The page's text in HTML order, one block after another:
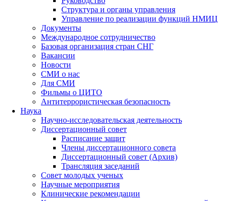
Структура и органы управления
Управление по реализации функций НМИЦ
Документы
Международное сотрудничество
Базовая организация стран СНГ
Вакансии
Новости
СМИ о нас
Для СМИ
Фильмы о ЦИТО
Антитеррористическая безопасность
Наука
Научно-исследовательская деятельность
Диссертационный совет
Расписание защит
Члены диссертационного совета
Диссертационный совет (Архив)
Трансляция заседаний
Совет молодых ученых
Научные мероприятия
Клинические рекомендации